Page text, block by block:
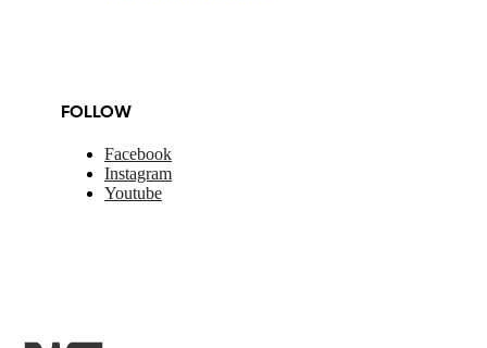
FOLLOW
Facebook
Instagram
Youtube